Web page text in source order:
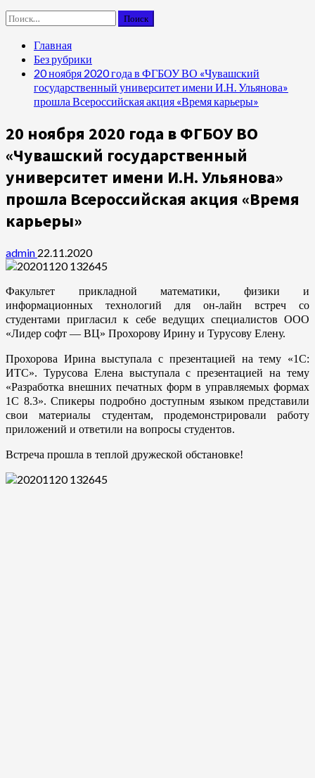
Найти:
Главная
Без рубрики
20 ноября 2020 года в ФГБОУ ВО «Чувашский
государственный университет имени И.Н. Ульянова»
прошла Всероссийская акция «Время карьеры»
20 ноября 2020 года в ФГБОУ ВО
«Чувашский государственный
университет имени И.Н. Ульянова»
прошла Всероссийская акция «Время
карьеры»
admin 22.11.2020
Факультет прикладной математики, физики и
информационных технологий для он-лайн встреч со
студентами пригласил к себе ведущих специалистов ООО
«Лидер софт — ВЦ» Прохорову Ирину и Турусову Елену.
Прохорова Ирина выступала с презентацией на тему «1С:
ИТС». Турусова Елена выступала с презентацией на тему
«Разработка внешних печатных форм в управляемых формах
1С 8.3». Спикеры подробно доступным языком представили
свои материалы студентам, продемонстрировали работу
приложений и ответили на вопросы студентов.
Встреча прошла в теплой дружеской обстановке!